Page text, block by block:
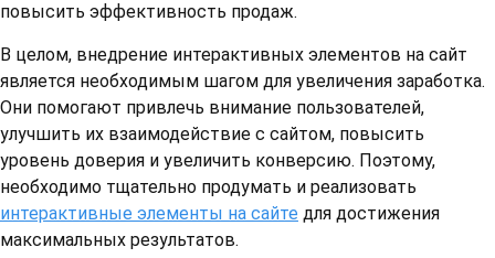
повысить эффективность продаж.
В целом, внедрение интерактивных элементов на сайт
является необходимым шагом для увеличения заработка.
Они помогают привлечь внимание пользователей,
улучшить их взаимодействие с сайтом, повысить
уровень доверия и увеличить конверсию. Поэтому,
необходимо тщательно продумать и реализовать
интерактивные элементы на сайте для достижения
максимальных результатов.